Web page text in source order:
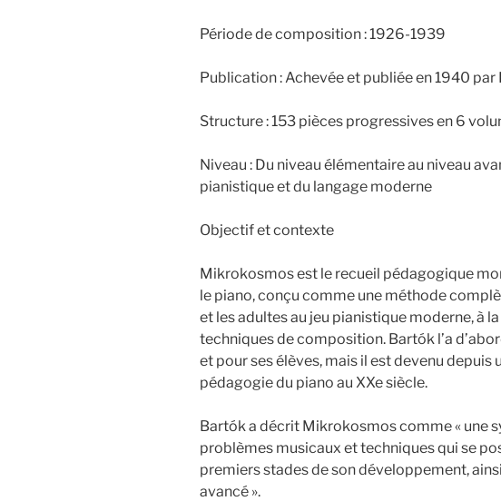
Période de composition : 1926-1939
Publication : Achevée et publiée en 1940 par
Structure : 153 pièces progressives en 6
Niveau : Du niveau élémentaire au niveau
pianistique et du langage moderne
Objectif et contexte
Mikrokosmos est le recueil pédagogique
le piano, conçu comme une méthode
et les adultes au jeu pianistique moderne, à
techniques de composition. Bartók l’a
et pour ses élèves, mais il est devenu depuis
pédagogie du piano au XXe siècle.
Bartók a décrit Mikrokosmos comme « une
problèmes musicaux et techniques qui se
premiers stades de son développement, ainsi
avancé ».